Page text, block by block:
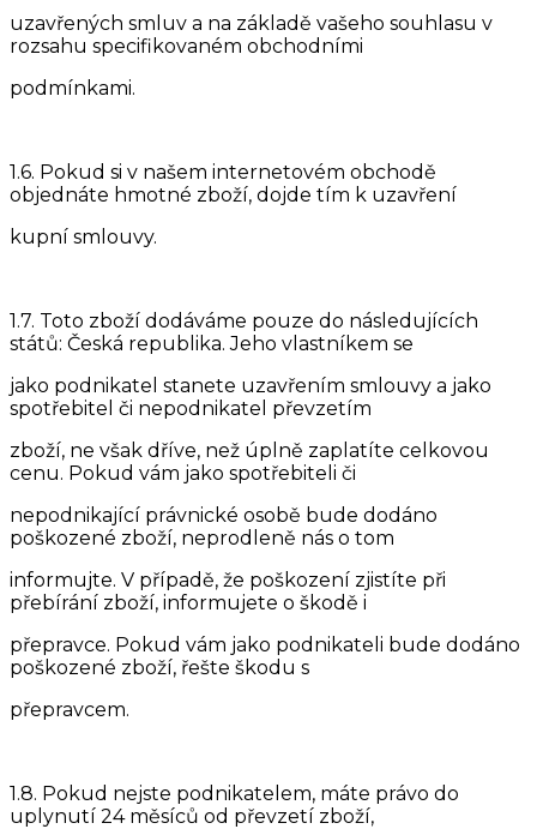
uzavřených smluv a na základě vašeho souhlasu v
rozsahu specifikovaném obchodními
podmínkami.
1.6. Pokud si v našem internetovém obchodě
objednáte hmotné zboží, dojde tím k uzavření
kupní smlouvy.
1.7. Toto zboží dodáváme pouze do následujících
států: Česká republika. Jeho vlastníkem se
jako podnikatel stanete uzavřením smlouvy a jako
spotřebitel či nepodnikatel převzetím
zboží, ne však dříve, než úplně zaplatíte celkovou
cenu. Pokud vám jako spotřebiteli či
nepodnikající právnické osobě bude dodáno
poškozené zboží, neprodleně nás o tom
informujte. V případě, že poškození zjistíte při
přebírání zboží, informujete o škodě i
přepravce. Pokud vám jako podnikateli bude dodáno
poškozené zboží, řešte škodu s
přepravcem.
1.8. Pokud nejste podnikatelem, máte právo do
uplynutí 24 měsíců od převzetí zboží,